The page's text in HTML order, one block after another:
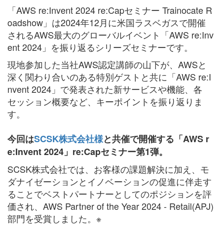
「AWS re:Invent 2024 re:Capセミナー Trainocate R
oadshow」は2024年12月に米国ラスベガスで開催
されるAWS最大のグローバルイベント「AWS re:Inv
ent 2024」を振り返るシリーズセミナーです。
現地参加した当社AWS認定講師の山下が、AWSと
深く関わり合いのある特別ゲストと共に「AWS re:I
nvent 2024」で発表された新サービスや機能、各
セッション概要など、キーポイントを振り返りま
す。
今回はSCSK株式会社様と共催で開催する「AWS r
e:Invent 2024」re:Capセミナー第1弾。
SCSK株式会社では、お客様の課題解決に加え、モ
ダナイゼーションとイノベーションの促進に伴走す
ることでベストパートナーとしてのポジションを評
価され、AWS Partner of the Year 2024 - Retail(APJ)
部門を受賞しました。※